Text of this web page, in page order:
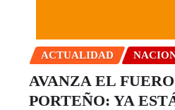
ACTUALIDAD
AVANZA EL
PORTEÑO: YA